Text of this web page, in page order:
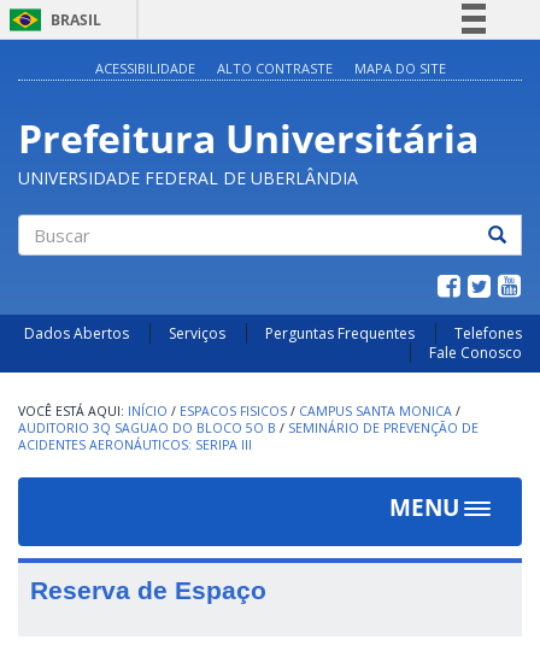
BRASIL
Participe
Acesso à informação
ACESSIBILIDADE ALTO CONTRASTE MAPA DO SITE
Prefeitura Universitária
UNIVERSIDADE FEDERAL DE UBERLÂNDIA
Dados Abertos Serviços Perguntas Frequentes
Telefones
Fale Conosco
INÍCIO / ESPACOS FISICOS / CAMPUS SANTA MONICA /
AUDITORIO 3Q SAGUAO DO BLOCO 5O B / SEMINÁRIO DE PREVENÇÃO DE
ACIDENTES AERONÁUTICOS: SERIPA III
MENU
Toggle
Reserva de Espaço